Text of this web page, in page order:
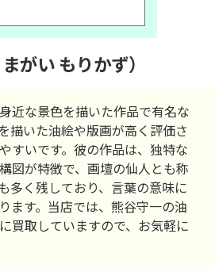
まがい もりかず）
近な景色を描いた作品で有名な
描いた油絵や版画が高く評価さ
すいです。彼の作品は、独特な
図が特徴で、画壇の仙人とも称
多く残しており、言葉の意味に
ます。当店では、熊谷守一の油
買取していますので、お気軽に